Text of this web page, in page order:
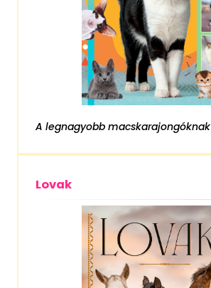
A legnagyobb macskarajongóknak
Lovak